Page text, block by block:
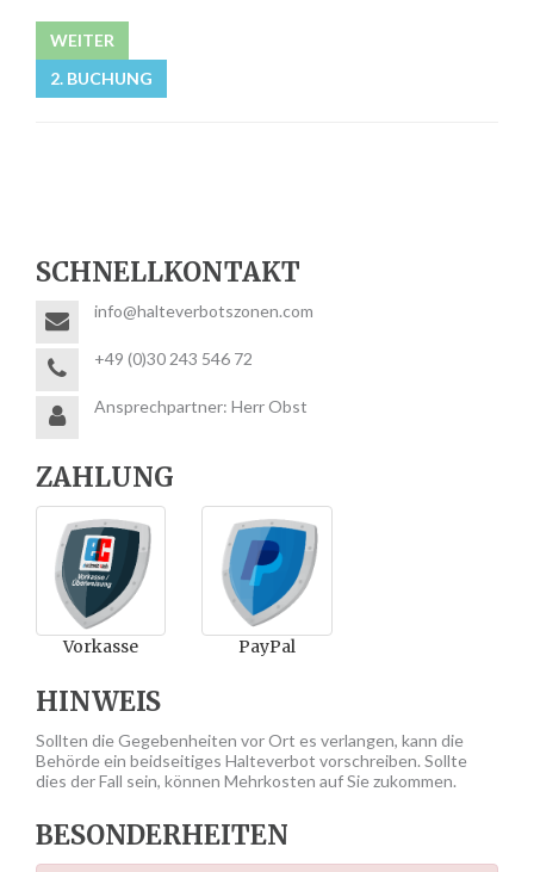
WEITER
2. BUCHUNG
SCHNELLKONTAKT
info@halteverbotszonen.com
+49 (0)30 243 546 72
Ansprechpartner: Herr Obst
ZAHLUNG
Vorkasse PayPal
HINWEIS
Sollten die Gegebenheiten vor Ort es verlangen, kann die
Behörde ein beidseitiges Halteverbot vorschreiben. Sollte
dies der Fall sein, können Mehrkosten auf Sie zukommen.
BESONDERHEITEN